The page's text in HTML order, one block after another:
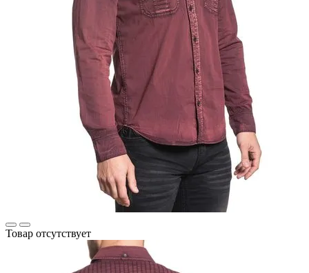
Товар отсутствует